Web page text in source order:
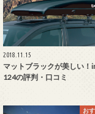
2018.11.15
マットブラックが美しい！
124の評判・口コミ
お